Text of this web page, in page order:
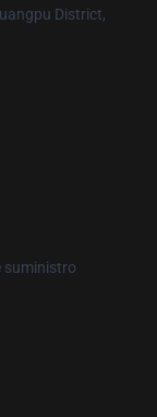
District,
suministro